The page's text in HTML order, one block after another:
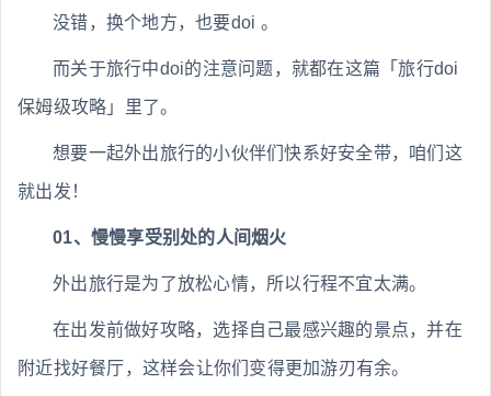
没错，换个地方，也要doi 。
而关于旅行中doi的注意问题，就都在这篇「旅行doi
保姆级攻略」里了。
想要一起外出旅行的小伙伴们快系好安全带，咱们这
就出发！
01、慢慢享受别处的人间烟火
外出旅行是为了放松心情，所以行程不宜太满。
在出发前做好攻略，选择自己最感兴趣的景点，并在
附近找好餐厅，这样会让你们变得更加游刃有余。